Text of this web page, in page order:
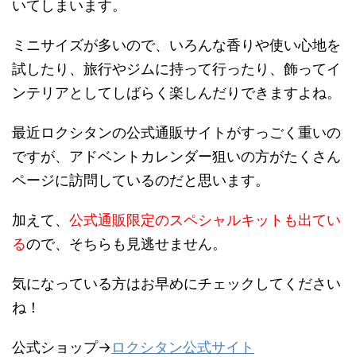
いてしまいます。
ミニサイズが多いので、いろんな香りや使い心地を
試したり、旅行やジムに持って行ったり、飾ってイ
ンテリアとしてしばらく楽しんだりできますよね。
最近ロクシタンの公式通販サイトがすっごく重いの
ですが、アドベントカレンダー狙いの方がたくさん
ページに訪問しているのだと思います。
加えて、 公式通販限定のスペシャルキットも出てい
るので、そちらも見逃せません。
気になっている方はお早めにチェックしてください
ね！
公式ショップ→ロクシタン公式サイト